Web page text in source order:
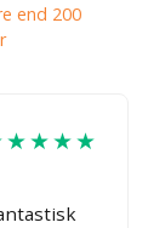
end 200